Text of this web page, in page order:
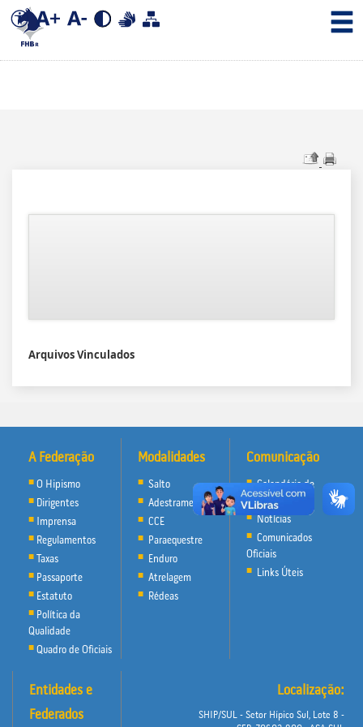
Arquivos Vinculados
A Federação
O Hipismo
Dirigentes
Imprensa
Regulamentos
Taxas
Passaporte
Estatuto
Política da
Qualidade
Quadro de Oficiais
Modalidades
Salto
Adestramento
CCE
Paraequestre
Enduro
Atrelagem
Rédeas
Comunicação
Calendário de
Eventos
Notícias
Comunicados
Oficiais
Links Úteis
Entidades e
Federados
Localização:
SHIP/SUL - Setor Hípico Sul, Lote 8 -